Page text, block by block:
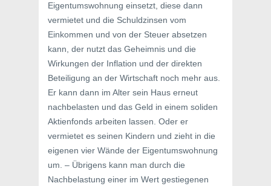
Eigentumswohnung einsetzt, diese dann
vermietet und die Schuldzinsen vom
Einkommen und von der Steuer absetzen
kann, der nutzt das Geheimnis und die
Wirkungen der Inflation und der direkten
Beteiligung an der Wirtschaft noch mehr aus.
Er kann dann im Alter sein Haus erneut
nachbelasten und das Geld in einem soliden
Aktienfonds arbeiten lassen. Oder er
vermietet es seinen Kindern und zieht in die
eigenen vier Wände der Eigentumswohnung
um. – Übrigens kann man durch die
Nachbelastung einer im Wert gestiegenen